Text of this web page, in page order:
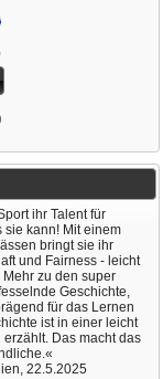
ihr Talent für
sie kann! Mit einem
bringt sie ihr
und Fairness - leicht
zu den super
Geschichte,
für das Lernen
ist in einer leicht
Das macht das
22.5.2025